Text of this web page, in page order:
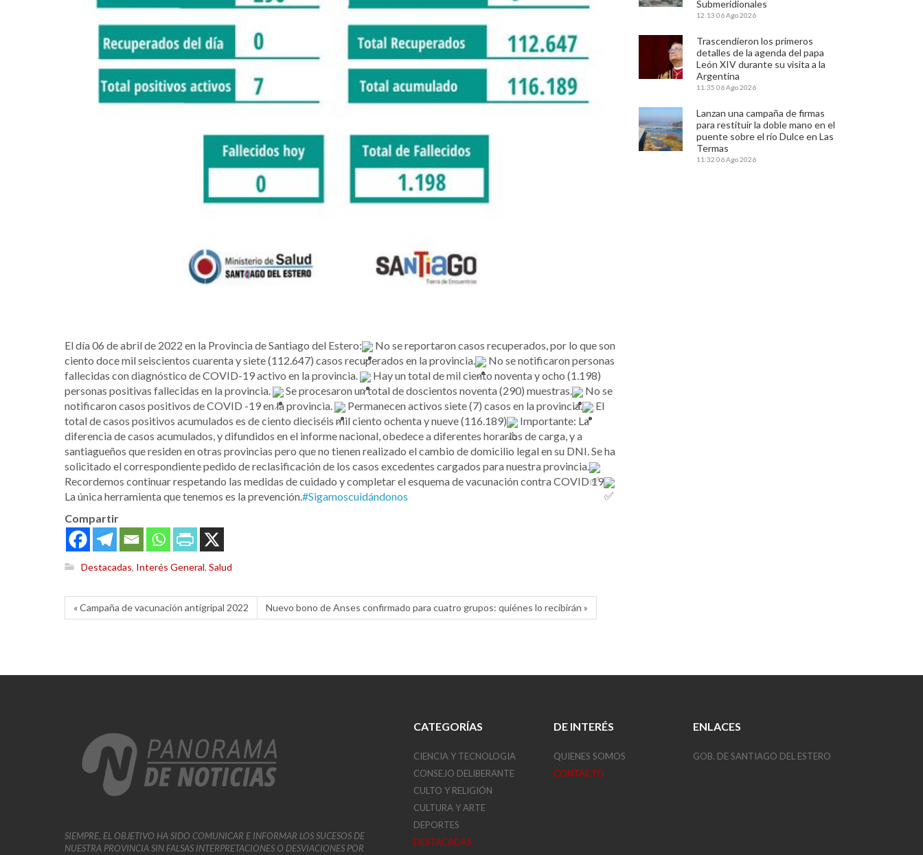
El día 06 de abril de 2022 en la Provincia de Santiago del Estero:
No se reportaron casos recuperados, por lo que son
ciento doce mil seiscientos cuarenta y siete (112.647) casos recuperados en la provincia.
No se notificaron personas
fallecidas con diagnóstico de COVID-19 activo en la provincia.
Hay un total de mil ciento noventa y ocho (1.198)
personas positivas fallecidas en la provincia.
Se procesaron un total de doscientos noventa (290) muestras.
No se
notificaron casos positivos de COVID -19 en la provincia.
Permanecen activos siete (7) casos en la provincia.
El
total de casos positivos acumulados es de ciento dieciséis mil ciento ochenta y nueve (116.189)
Importante: La
diferencia de casos acumulados, y difundidos en el informe nacional, obedece a diferentes horarios de carga, y a
santiagueños que residen en otras provincias pero que no tienen realizado el cambio de domicilio legal en su DNI. Se ha
solicitado el correspondiente pedido de reclasificación de los casos excedentes cargados para nuestra provincia.
Recordemos continuar respetando las medidas de cuidado y completar el esquema de vacunación contra COVID 19
La única herramienta que tenemos es la prevención.#Sigamoscuidándonos
Compartir
Destacadas, Interés General, Salud
« Campaña de vacunación antigripal 2022 Nuevo bono de Anses confirmado para cuatro grupos: quiénes lo recibirán »
Submeridionales
12:13 06 Ago 2026
Trascendieron los primeros
detalles de la agenda del papa
León XIV durante su visita a la
Argentina
11:35 06 Ago 2026
Lanzan una campaña de firmas
para restituir la doble mano en el
puente sobre el río Dulce en Las
Termas
11:32 06 Ago 2026
SIEMPRE, EL OBJETIVO HA SIDO COMUNICAR E INFORMAR LOS SUCESOS DE
NUESTRA PROVINCIA SIN FALSAS INTERPRETACIONES O DESVIACIONES POR
CATEGORÍAS
CIENCIA Y TECNOLOGIA
CONSEJO DELIBERANTE
CULTO Y RELIGIÓN
CULTURA Y ARTE
DEPORTES
DESTACADAS
DE INTERÉS
QUIENES SOMOS
CONTACTO
ENLACES
GOB. DE SANTIAGO DEL ESTERO